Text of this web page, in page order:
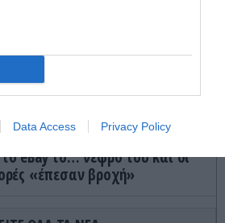
Data Access Privacy Policy
τα θεωρητικά όρια της
ζωής
ΙΣΤΟΡΙΑ
Όταν ένας άνδρας
eBay το… νεφρό του και οι
«έπεσαν βροχή»